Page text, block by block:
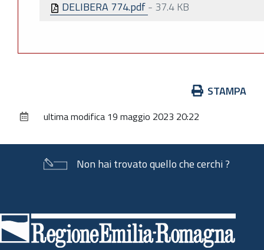
DELIBERA 774.pdf- 37.4 KB
documento
STAMPA
ultima modifica 19 maggio 2023 20:22
Non hai trovato quello che cerchi ?
di
pagina